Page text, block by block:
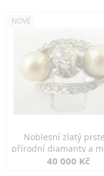
NOVÉ
Noblesní zlatý
přírodní diamanty a
perly
40 000 Kč